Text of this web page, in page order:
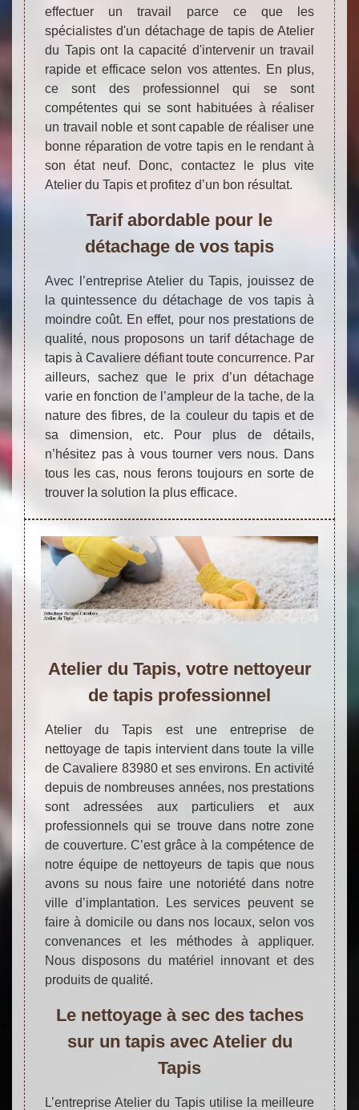
effectuer un travail parce ce que les
spécialistes d'un détachage de tapis de Atelier
du Tapis ont la capacité d'intervenir un travail
rapide et efficace selon vos attentes. En plus,
ce sont des professionnel qui se sont
compétentes qui se sont habituées à réaliser
un travail noble et sont capable de réaliser une
bonne réparation de votre tapis en le rendant à
son état neuf. Donc, contactez le plus vite
Atelier du Tapis et profitez d’un bon résultat.
Tarif abordable pour le
détachage de vos tapis
Avec l’entreprise Atelier du Tapis, jouissez de
la quintessence du détachage de vos tapis à
moindre coût. En effet, pour nos prestations de
qualité, nous proposons un tarif détachage de
tapis à Cavaliere défiant toute concurrence. Par
ailleurs, sachez que le prix d’un détachage
varie en fonction de l’ampleur de la tache, de la
nature des fibres, de la couleur du tapis et de
sa dimension, etc. Pour plus de détails,
n’hésitez pas à vous tourner vers nous. Dans
tous les cas, nous ferons toujours en sorte de
trouver la solution la plus efficace.
Atelier du Tapis, votre nettoyeur
de tapis professionnel
Atelier du Tapis est une entreprise de
nettoyage de tapis intervient dans toute la ville
de Cavaliere 83980 et ses environs. En activité
depuis de nombreuses années, nos prestations
sont adressées aux particuliers et aux
professionnels qui se trouve dans notre zone
de couverture. C’est grâce à la compétence de
notre équipe de nettoyeurs de tapis que nous
avons su nous faire une notoriété dans notre
ville d’implantation. Les services peuvent se
faire à domicile ou dans nos locaux, selon vos
convenances et les méthodes à appliquer.
Nous disposons du matériel innovant et des
produits de qualité.
Le nettoyage à sec des taches
sur un tapis avec Atelier du
Tapis
L’entreprise Atelier du Tapis utilise la meilleure